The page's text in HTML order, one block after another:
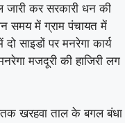
जारी कर सरकारी धन की
समय में ग्राम पंचायत में
साइडों पर मनरेगा कार्य
मजदूरी की हाजिरी लग
खरहवा ताल के बगल बंधा